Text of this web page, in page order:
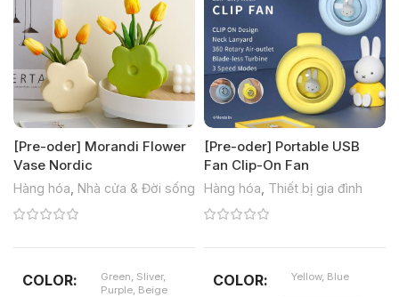
[Pre-oder] Morandi Flower
Vase Nordic
Hàng hóa Nhà cửa & Đời sống
COLOR
Green, Sliver,
Purple, Beige
[Pre-oder] Portable USB
Fan Clip-On Fan
Hàng hóa Thiết bị gia đình
COLOR Yellow, Blue